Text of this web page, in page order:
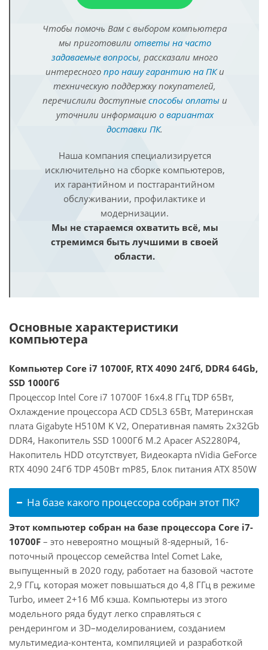
Чтобы помочь Вам с выбором компьютера
мы приготовили ответы на часто
задаваемые вопросы, рассказали много
интересного про нашу гарантию на ПКи
техническую поддержку покупателей,
перечислили доступные способы оплатыи
уточнили информацию о вариантах
доставки ПК.
Наша компания специализируется
исключительно на сборке компьютеров,
их гарантийном и постгарантийном
обслуживании, профилактике и
модернизации.
Мы не стараемся охватить всё, мы
стремимся быть лучшими в своей
области.
Основные характеристики
компьютера
Компьютер Core i7 10700F, RTX 4090 24Гб, DDR4 64Gb,
SSD 1000Гб
Процессор Intel Core i7 10700F 16x4.8 ГГц TDP 65Вт,
Охлаждение процессора ACD CD5L3 65Вт, Материнская
плата Gigabyte H510M K V2, Оперативная память 2x32Gb
DDR4, Накопитель SSD 1000Гб M.2 Apacer AS2280P4,
Накопитель HDD отсутствует, Видеокарта nVidia GeForce
RTX 4090 24Гб TDP 450Вт mP85, Блок питания ATX 850W
На базе какого процессора собран этот ПК?
Этот компьютер собран на базе процессора Core i7-
10700F – это невероятно мощный 8-ядерный, 16-
поточный процессор семейства Intel Comet Lake,
выпущенный в 2020 году, работает на базовой частоте
2,9 ГГц, которая может повышаться до 4,8 ГГц в режиме
Turbo, имеет 2+16 Мб кэша. Компьютеры из этого
модельного ряда будут легко справляться с
рендерингом и 3D–моделированием, созданием
мультимедиа-контента, компиляцией и разработкой